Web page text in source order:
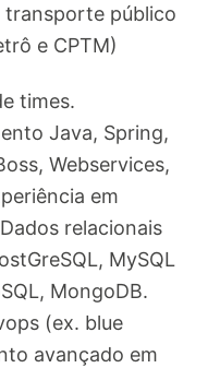
transporte público
e CPTM)
times.
Java, Spring,
Webservices,
em
relacionais
MySQL
MongoDB.
(ex. blue
avançado em